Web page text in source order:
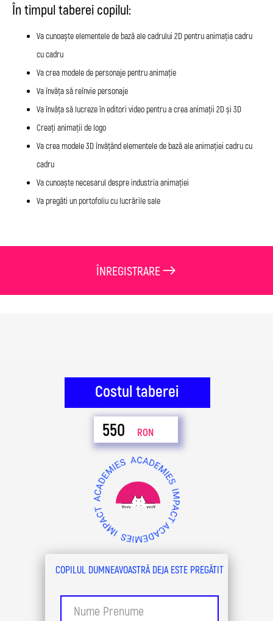
În timpul taberei copilul:
Va cunoaște elementele de bază ale cadrului 2D pentru animația cadru
cu cadru
Va crea modele de personaje pentru animație
Va învăța să reînvie personaje
Va învăța să lucreze în editori video pentru a crea animații 2D și 3D
Creați animații de logo
Va crea modele 3D învățând elementele de bază ale animației cadru cu
cadru
Va cunoaște necesarul despre industria animației
Va pregăti un portofoliu cu lucrările sale
ÎNREGISTRARE
COPILUL DUMNEAVOASTRĂ DEJA ESTE PREGĂTIT
Costul taberei
RON
550